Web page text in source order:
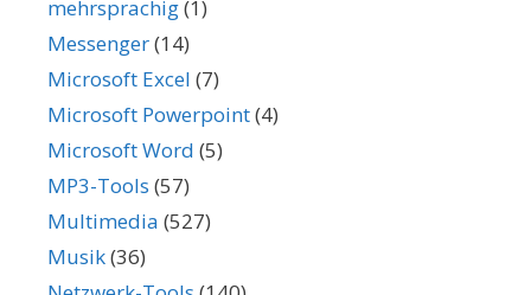
mehrsprachig(1)
Messenger(14)
Microsoft Excel (7)
Microsoft Powerpoint(4)
Microsoft Word (5)
MP3-Tools (57)
Multimedia (527)
Musik(36)